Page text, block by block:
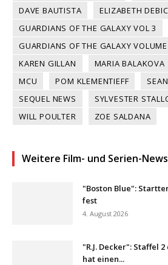
DAVE BAUTISTA
ELIZABETH
GUARDIANS OF THE GALAXY VOL 3
GUARDIANS OF THE GALAXY
KAREN GILLAN
MARIA BALAKOVA
MCU
POM KLEMENTIEFF
SEQUEL NEWS
SYLVESTER
WILL POULTER
ZOE SALDANA
Weitere Film- und Serien-News
"Boston Blue":
fest
4. August 2026
"R.J. Decker": Staffel
hat einen...